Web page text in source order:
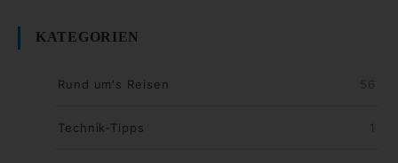
KATEGORIEN
Rund um's Reisen 56
Technik-Tipps 1